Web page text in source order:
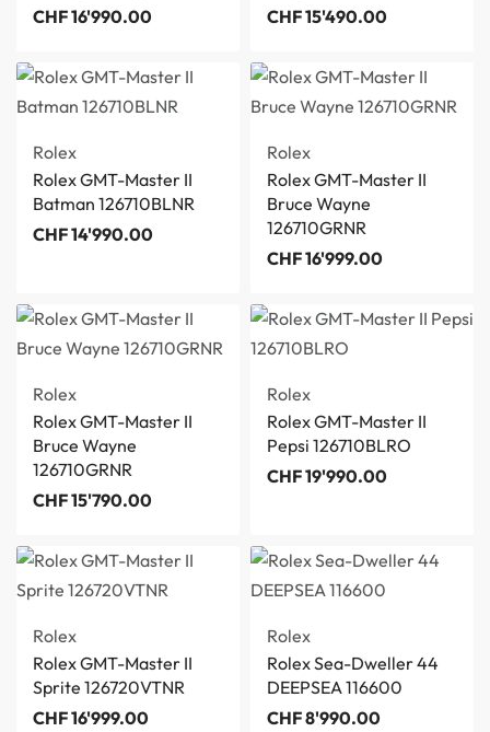
CHF16'990.00
CHF15'490.00
Rolex
Rolex GMT-Master II
Batman 126710BLNR
CHF14'990.00
Rolex
Rolex GMT-Master II
Bruce Wayne
126710GRNR
CHF16'999.00
Rolex
Rolex GMT-Master II
Bruce Wayne
126710GRNR
CHF15'790.00
Rolex
Rolex GMT-Master II
Pepsi 126710BLRO
CHF19'990.00
Rolex
Rolex GMT-Master II
Sprite 126720VTNR
CHF16'999.00
Rolex
Rolex Sea-Dweller 44
DEEPSEA 116600
CHF8'990.00